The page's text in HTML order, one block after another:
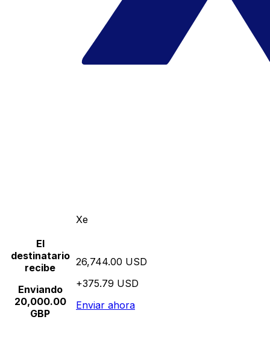
Xe
El
destinatario
recibe
Enviando
20,000.00
GBP
26,744.00 USD
+375.79 USD
Enviar ahora